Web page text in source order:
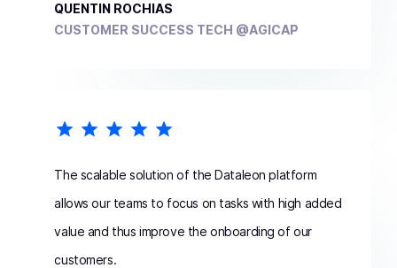
QUENTIN ROCHIAS
CUSTOMER SUCCESS TECH @AGICAP
The scalable solution of the Dataleon platform
allows our teams to focus on tasks with high added
value and thus improve the onboarding of our
customers.